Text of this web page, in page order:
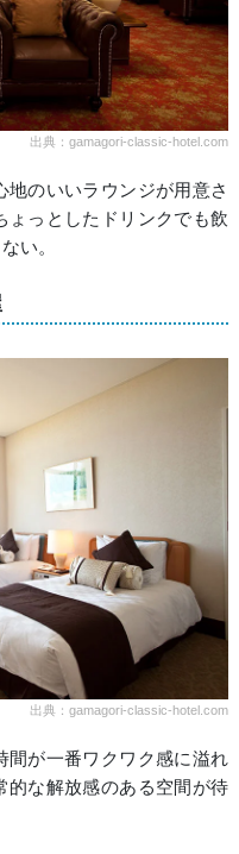
出典：gamagori-classic-hotel.com
地のいいラウンジが用意さ
ょっとしたドリンクでも飲
い。
出典：gamagori-classic-hotel.com
間が一番ワクワク感に溢れ
的な解放感のある空間が待